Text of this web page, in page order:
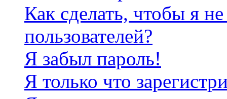
Как сделать, чтобы я
пользователей?
Я забыл пароль!
Я только что